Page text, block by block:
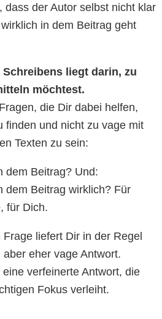
dass der Autor selbst nicht klar
in dem Beitrag geht
liegt darin, zu
möchtest.
die Dir dabei helfen,
finden und nicht zu vage mit
Texten zu sein:
dem Beitrag? Und:
dem Beitrag wirklich? Für
für Dich.
liefert Dir in der Regel
eher vage Antwort.
verfeinerte Antwort, die
Fokus verleiht.